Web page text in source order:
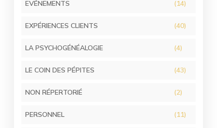
EVÉNEMENTS (14)
EXPÉRIENCES CLIENTS (40)
LA PSYCHOGÉNÉALOGIE (4)
LE COIN DES PÉPITES (43)
NON RÉPERTORIÉ (2)
PERSONNEL (11)